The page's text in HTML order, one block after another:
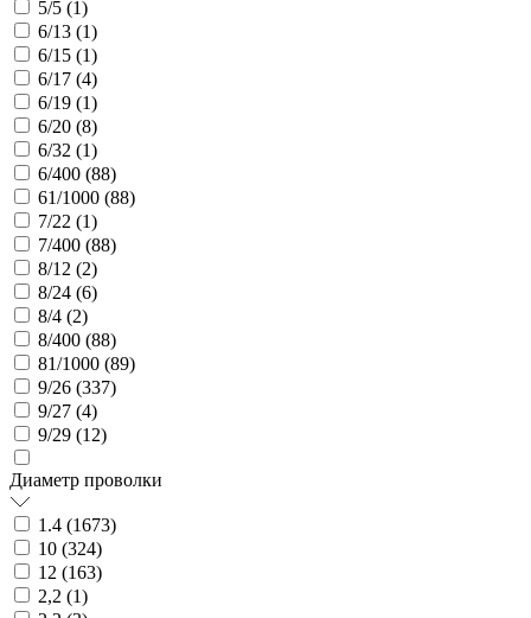
5/5 (1)
6/13 (1)
6/15 (1)
6/17 (4)
6/19 (1)
6/20 (8)
6/32 (1)
6/400 (88)
61/1000 (88)
7/22 (1)
7/400 (88)
8/12 (2)
8/24 (6)
8/4 (2)
8/400 (88)
81/1000 (89)
9/26 (337)
9/27 (4)
9/29 (12)
Диаметр проволки
1.4 (1673)
10 (324)
12 (163)
2,2 (1)